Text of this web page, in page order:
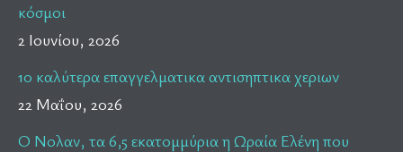
κόσμοι
2 Ιουνίου, 2026
10 καλύτερα επαγγελματικα αντισηπτικα χεριων
22 Μαΐου, 2026
Ο Νολαν, τα 6,5 εκατομμύρια η Ωραία Ελένη που